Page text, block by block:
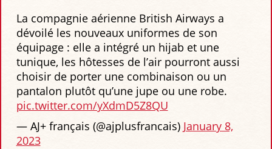
La compagnie aérienne British Airways a
dévoilé les nouveaux uniformes de son
équipage : elle a intégré un hijab et une
tunique, les hôtesses de l’air pourront aussi
choisir de porter une combinaison ou un
pantalon plutôt qu’une jupe ou une robe.
pic.twitter.com/yXdmD5Z8QU
— AJ+ français (@ajplusfrancais) January 8,
2023